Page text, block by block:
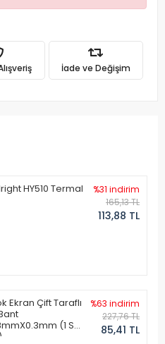
İade ve Değişim
HY510 Termal
%31 indirim
165,13 TL
113,88 TL
Ekran Çift Taraflı
(1 Set
%63 indirim
227,76 TL
85,41 TL